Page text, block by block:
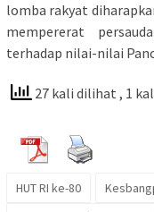
lomba rakyat
mempererat
terhadap nilai-nilai
27 kali dilihat , 1
HUT RI ke-80